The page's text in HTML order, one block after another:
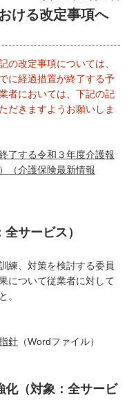
ける改定事項へ
の改定事項については、
に経過措置が終了する予
者においては、下記の記
だきますようお願いしま
了する令和３年度介護報
（介護保険最新情報
サービス）
練、対策を検討する委員
について従業者に対して
。
針 （Wordファイル）
化（対象：全サービ